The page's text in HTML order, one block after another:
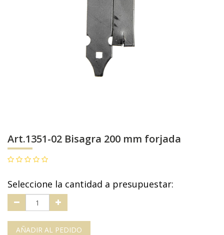
Art.1351-02 Bisagra 200 mm forjada
Seleccione la cantidad a presupuestar:
AÑADIR AL PEDIDO